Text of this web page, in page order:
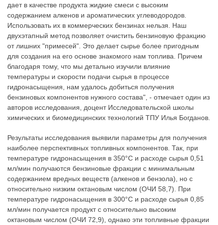
дает в качестве продукта жидкие смеси с высоким
содержанием алкенов и ароматических углеводородов.
Использовать их в коммерческих бензинах нельзя. Наш
двухэтапный метод позволяет очистить бензиновую фракцию
от лишних "примесей". Это делает сырье более пригодным
для создания на его основе знакомого нам топлива. Причем
благодаря тому, что мы детально изучили влияние
температуры и скорости подачи сырья в процессе
гидронасыщения, нам удалось добиться получения
бензиновых компонентов нужного состава", - отмечает один из
авторов исследования, доцент Исследовательской школы
химических и биомедицинских технологий ТПУ Илья Богданов.
Результаты исследования выявили параметры для получения
наиболее перспективных топливных компонентов. Так, при
температуре гидронасыщения в 350°C и расходе сырья 0,51
мл/мин получаются бензиновые фракции с минимальным
содержанием вредных веществ (алкенов и бензола), но с
относительно низким октановым числом (ОЧИ 58,7). При
температуре гидронасыщения в 300°C и расходе сырья 0,85
мл/мин получается продукт с относительно высоким
октановым числом (ОЧИ 72,9), однако эти топливные фракции